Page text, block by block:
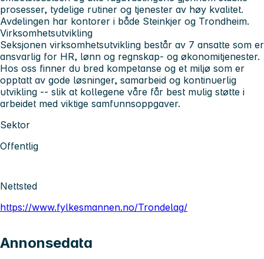
prosesser, tydelige rutiner og tjenester av høy kvalitet.
Avdelingen har kontorer i både Steinkjer og Trondheim.
Virksomhetsutvikling
Seksjonen virksomhetsutvikling består av 7 ansatte som er
ansvarlig for HR, lønn og regnskap- og økonomitjenester.
Hos oss finner du bred kompetanse og et miljø som er
opptatt av gode løsninger, samarbeid og kontinuerlig
utvikling -- slik at kollegene våre får best mulig støtte i
arbeidet med viktige samfunnsoppgaver.
Sektor
Offentlig
Nettsted
https://www.fylkesmannen.no/Trondelag/
Annonsedata